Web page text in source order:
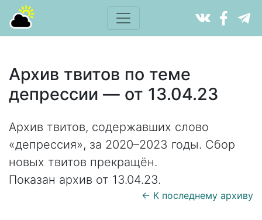
Архив твитов по теме
депрессии — от 13.04.23
Архив твитов, содержавших слово
«депрессия», за 2020–2023 годы. Сбор
новых твитов прекращён.
Показан архив от 13.04.23.
← К последнему архиву